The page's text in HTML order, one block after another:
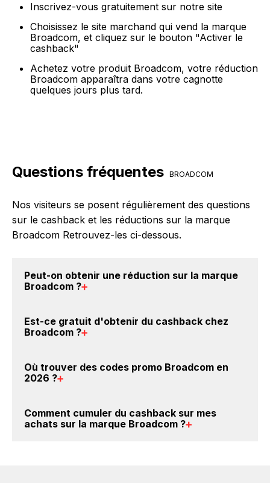
Inscrivez-vous gratuitement sur notre site
Choisissez le site marchand qui vend la marque
Broadcom, et cliquez sur le bouton "Activer le
cashback"
Achetez votre produit Broadcom, votre réduction
Broadcom apparaîtra dans votre cagnotte
quelques jours plus tard.
Questions fréquentes BROADCOM
Nos visiteurs se posent régulièrement des questions
sur le cashback et les réductions sur la marque
Broadcom Retrouvez-les ci-dessous.
Peut-on obtenir une réduction sur la marque
Broadcom ?
crédités sur votre cagnotte BackBackBack lorsque
compte de vos éventuels bonus.
Est-ce gratuit d'obtenir du cashback chez
Broadcom ?
compte gratuitement pour cumuler vos réductions
Broadcom.
Où trouver des codes promo Broadcom en
2026 ?
promo sur les produits Broadcom. Choisissez un site
e-commerce ci-dessus et découvrez si des
Comment cumuler du cashback sur mes
achats sur la marque Broadcom ?